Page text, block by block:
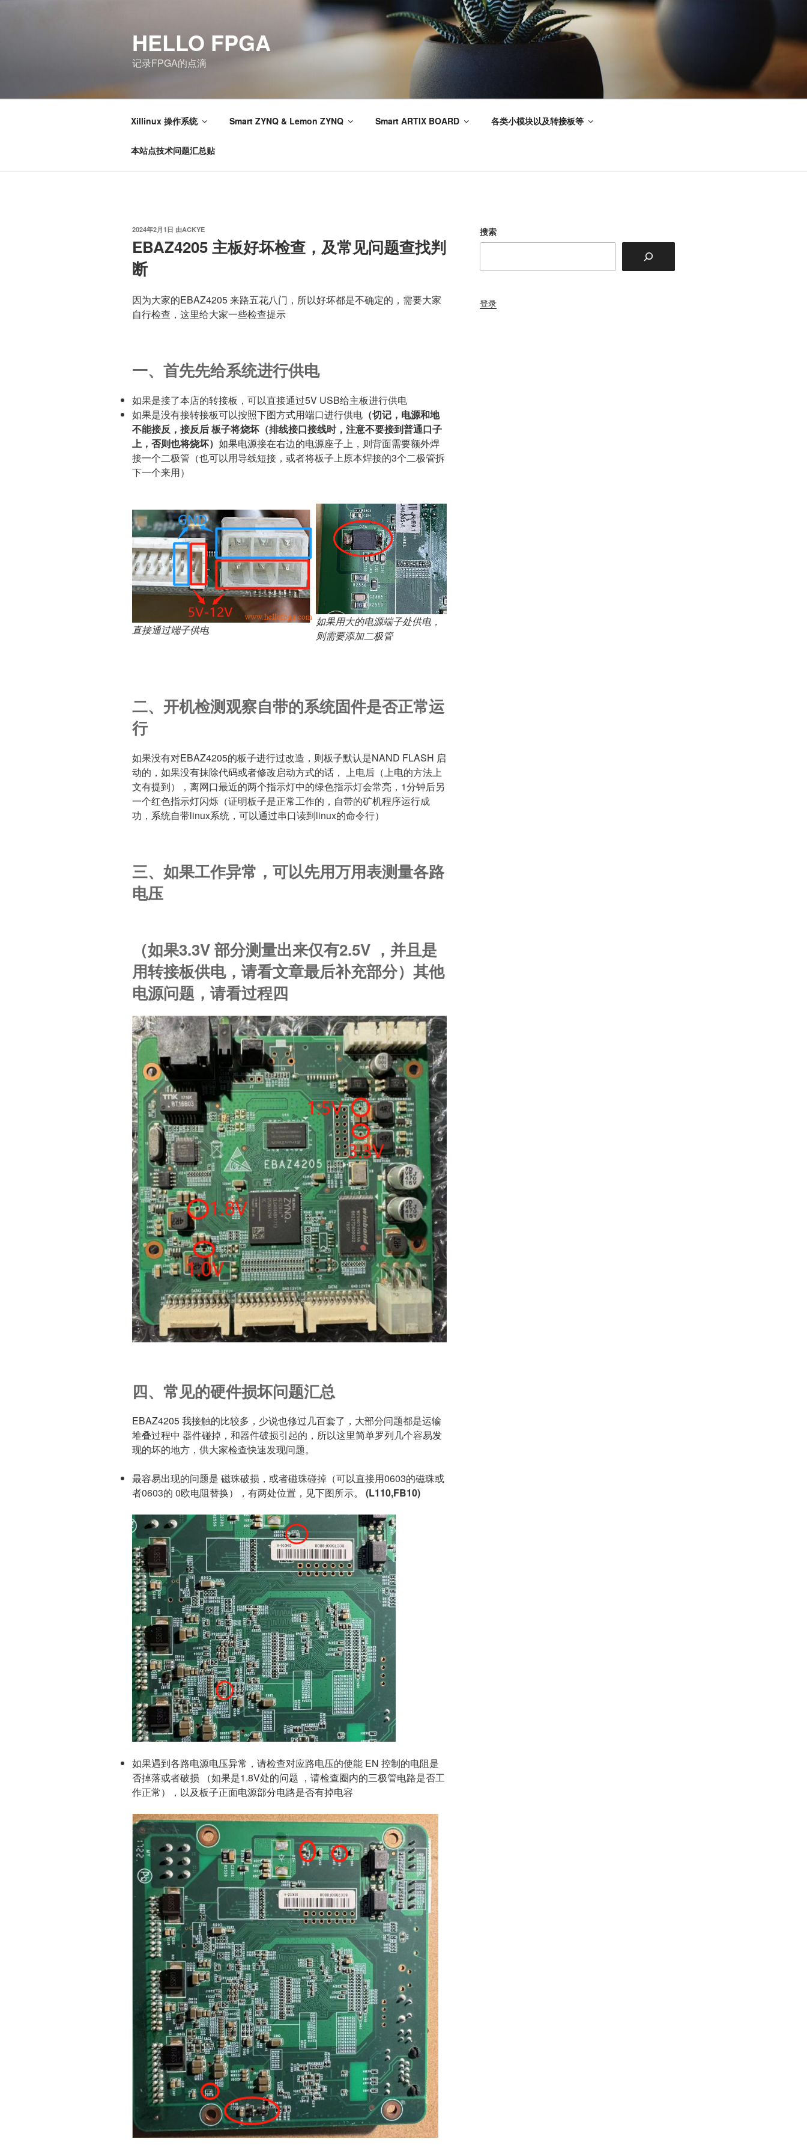
HELLO FPGA
记录FPGA的点滴
Xillinux 操作系统 Smart ZYNQ & Lemon ZYNQ Smart ARTIX BOARD 各类小模块以及转接板等
本站点技术问题汇总贴
发
于
2024年2月1日 由ACKYE
EBAZ4205 主板好坏检查，及常见问题查找判
断
因为大家的EBAZ4205 来路五花八门，所以好坏都是不确定的，需要大家
自行检查，这里给大家一些检查提示
一、首先先给系统进行供电
如果是接了本店的转接板，可以直接通过5V USB给主板进行供电
如果是没有接转接板可以按照下图方式用端口进行供电 （切记，电源和地
不能接反，接反后 板子将烧坏（排线接口接线时，注意不要接到普通口子
上，否则也将烧坏） 如果电源接在右边的电源座子上，则背面需要额外焊
接一个二极管（也可以用导线短接，或者将板子上原本焊接的3个二极管拆
下一个来用）
直接通过端子供电
如果用大的电源端子处供电，
则需要添加二极管
二、开机检测观察自带的系统固件是否正常运
行
如果没有对EBAZ4205的板子进行过改造，则板子默认是NAND FLASH 启
动的，如果没有抹除代码或者修改启动方式的话， 上电后（上电的方法上
文有提到），离网口最近的两个指示灯中的绿色指示灯会常亮，1分钟后另
一个红色指示灯闪烁（证明板子是正常工作的，自带的矿机程序运行成
功，系统自带linux系统，可以通过串口读到linux的命令行）
三、如果工作异常，可以先用万用表测量各路
电压
（如果3.3V 部分测量出来仅有2.5V ，并且是
用转接板供电，请看文章最后补充部分）其他
电源问题，请看过程四
四、常见的硬件损坏问题汇总
EBAZ4205 我接触的比较多，少说也修过几百套了，大部分问题都是运输
堆叠过程中 器件碰掉，和器件破损引起的，所以这里简单罗列几个容易发
现的坏的地方，供大家检查快速发现问题。
最容易出现的问题是 磁珠破损，或者磁珠碰掉（可以直接用0603的磁珠或
者0603的 0欧电阻替换），有两处位置，见下图所示。
(L110,FB10)
如果遇到各路电源电压异常，请检查对应路电压的使能 EN 控制的电阻是
否掉落或者破损 （如果是1.8V处的问题 ，请检查圈内的三极管电路是否工
作正常），以及板子正面电源部分电路是否有掉电容
搜索
登录